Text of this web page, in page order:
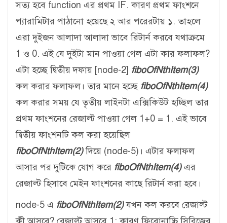
সত্য হবে function এর প্রথম IF. কারণ প্রথম ফাংশনে
প্যারামিটার পাঠানো হয়েছে ২ আর পরেরটায় ১. তাহলে
এরা দুইজন আলাদা আলাদা ভাবে রিটার্ন করবে যথাক্রমে
1 ও 0. এই যে দুইটা মান পাওয়া গেল এটা কার ফলাফল?
এটা হচ্ছে দ্বিতীয় দফায় [node-2] fiboOfNthItem(3)
কল করার ফলাফল। তার মানে হচ্ছে fiboOfNthItem(4)
কল করার সময় যে তৃতীয় লাইনটা এক্সিকিউট হচ্ছিল তার
প্রথম ফাংশনের রেজাল্ট পাওয়া গেল 1+0 = 1. এই ভাবে
দ্বিতীয় ফাংশনটি কল করা হয়েছিল
fiboOfNthItem(2)দিয়ে (node-5)। এটার ফলাফল
আসার পর দুটিকে যোগ করে fiboOfNthItem(4)এর
রেজাল্ট হিসাবে মেইন ফাংশনের কাছে রিটার্ন করা হবে।
node-5 এ fiboOfNthItem(2)যখন কল করবে রেজাল্ট